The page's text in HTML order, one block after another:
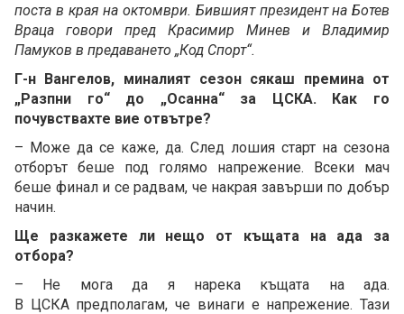
поста в края на октомври. Бившият президент на Ботев
Враца говори пред Красимир Минев и Владимир
Памуков в предаването „Код Спорт“.
Г-н Вангелов, миналият сезон сякаш премина от
„Разпни го“ до „Осанна“ за ЦСКА. Как го
почувствахте вие отвътре?
– Може да се каже, да. След лошия старт на сезона
отборът беше под голямо напрежение. Всеки мач
беше финал и се радвам, че накрая завърши по добър
начин.
Ще разкажете ли нещо от къщата на ада за
отбора?
– Не мога да я нарека къщата на ада.
В ЦСКА предполагам, че винаги е напрежение. Тази